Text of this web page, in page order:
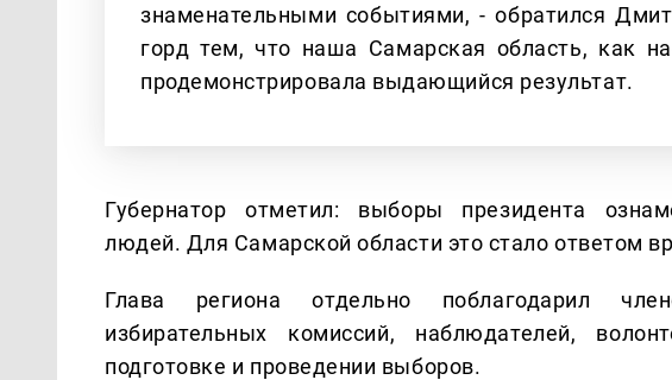
знаменательными событиями, - обратился
горд тем, что наша Самарская область, как
продемонстрировала выдающийся результат.
Губернатор отметил: выборы президента
людей. Для Самарской области это стало ответом
Глава региона отдельно поблагодарил
избирательных комиссий, наблюдателей,
подготовке и проведении выборов.